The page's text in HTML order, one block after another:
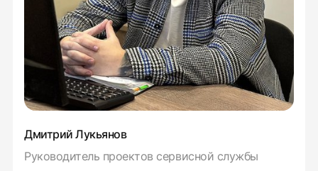
Дмитрий Лукьянов
Руководитель проектов сервисной службы